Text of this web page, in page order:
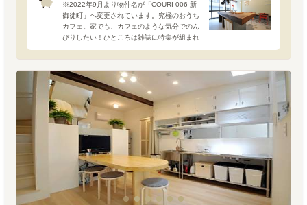
※2022年9月より物件名が「COURI 006 新
御徒町」へ変更されています。究極のおうち
カフェ。家でも、カフェのような気分でのん
びりしたい！ひところは雑誌に特集が組まれ
うちカフェ」なんていうワードが人気になっ
たりした